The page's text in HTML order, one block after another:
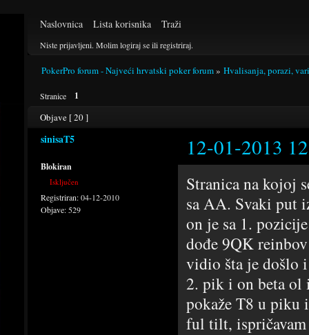
Naslovnica Lista korisnika Traži
Niste prijavljeni. Molim logiraj se ili registriraj.
PokerPro forum - Najveći hrvatski poker forum» Hvalisanja, porazi,
Stranice 1
Objave [ 20 ]
sinisaT5 12-01-2013
Blokiran
Isključen
Registriran:04-12-2010
Objave: 529
Stranica na kojoj
sa AA. Svaki put
on je sa 1.
dođe 9QK
vidio šta je došlo
2. pik i on beta ol
pokaže T8 u piku
ful tilt,